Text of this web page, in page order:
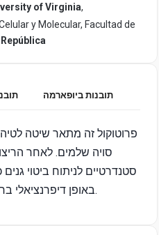
of Virginia,
y Molecular, Facultad de
תובנות ביופארמה
פרוטוקול זה מתאר שיטה
סויה שלמים. לאחר
סטנדרטיים לניתוח ביטוי
באופן דיפרנציאלי ברמות השעתוק והטרנסלטום.